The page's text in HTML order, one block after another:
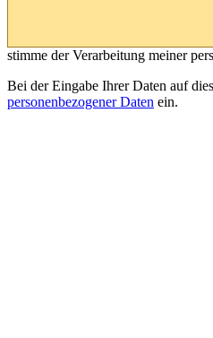
stimme der Verarbeitung meiner
Bei der Eingabe Ihrer Daten auf
personenbezogener Daten ein.